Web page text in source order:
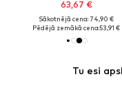
63,67 €
Sākotnējā cena: 74,90 €
Pēdējā zemākā cena:53,91 €
Tu esi